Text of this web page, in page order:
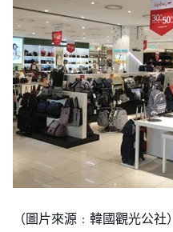
（圖片來源﹕韓國觀光公社）